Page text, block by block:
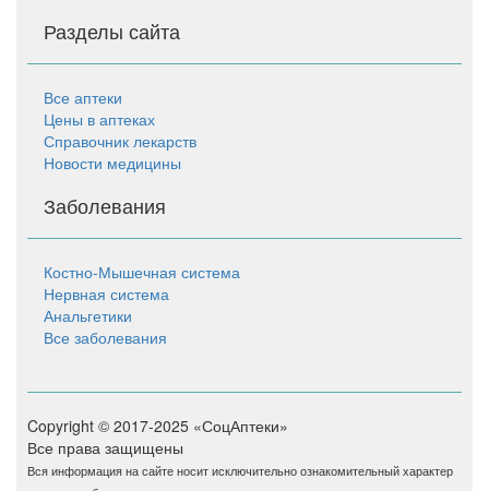
Разделы сайта
Все аптеки
Цены в аптеках
Справочник лекарств
Новости медицины
Заболевания
Костно-Мышечная система
Нервная система
Анальгетики
Все заболевания
Copyright © 2017-2025 «СоцАптеки»
Все права защищены
Вся информация на сайте носит исключительно ознакомительный характер